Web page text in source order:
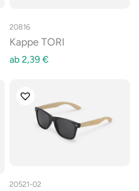
20816
Kappe TORI
ab 2,39 €
20521-02